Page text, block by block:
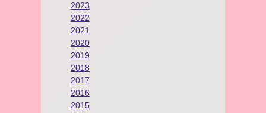
2023
2022
2021
2020
2019
2018
2017
2016
2015